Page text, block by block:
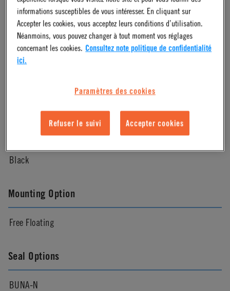
Material Finish
Molded Black
Pressure Range
Vacuum to 100psi, 6.9 bar per line
Black
Mounting Option
Free Floating
Seal Options
BUNA-N
informations susceptibles de vous intéresser. En cliquant sur
Accepter les cookies, vous acceptez leurs conditions d’utilisation.
Néanmoins, vous pouvez changer à tout moment vos réglages
concernant les cookies. Consultez note politique de confidentialité
ici.
Paramètres des cookies
Refuser le suivi Accepter cookies